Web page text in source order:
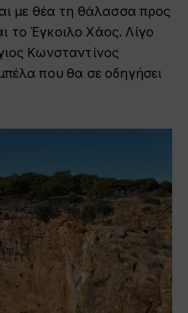
με θέα τη θάλασσα προς
το Έγκοιλο Χάος. Λίγο
Κωνσταντίνος
που θα σε οδηγήσει